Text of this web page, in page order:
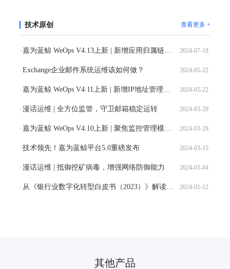
技术原创 查看更多 +
嘉为蓝鲸 WeOps V4.13上新 | 新增应用归属链路配置，适配用户使用场景 2024-07-18
Exchange企业邮件系统运维该如何做？ 2024-05-22
2024-05-22
漫话运维 | 全方位监管，守卫邮箱稳定运转 2024-03-29
嘉为蓝鲸 WeOps V4.10上新 | 聚焦监控管理模块优化 2024-03-29
技术领先！嘉为蓝鲸平台5.0重磅发布 2024-03-15
漫话运维 | 抵御挖矿病毒，增强网络防御能力 2024-03-04
从《银行业数字化转型白皮书（2023）》解读研运能力建设 2024-01-12
其他产品